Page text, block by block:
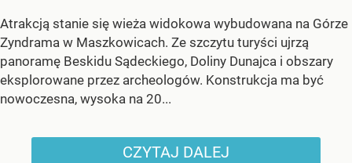
Atrakcją stanie się wieża widokowa wybudowana na Górze
Zyndrama w Maszkowicach. Ze szczytu turyści ujrzą
panoramę Beskidu Sądeckiego, Doliny Dunajca i obszary
eksplorowane przez archeologów. Konstrukcja ma być
nowoczesna, wysoka na 20...
CZYTAJ DALEJ